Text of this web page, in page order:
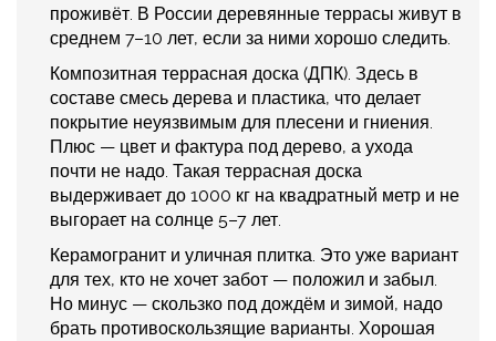
проживёт. В России деревянные террасы живут в
среднем 7–10 лет, если за ними хорошо следить.
Композитная террасная доска (ДПК). Здесь в
составе смесь дерева и пластика, что делает
покрытие неуязвимым для плесени и гниения.
Плюс — цвет и фактура под дерево, а ухода
почти не надо. Такая террасная доска
выдерживает до 1000 кг на квадратный метр и не
выгорает на солнце 5–7 лет.
Керамогранит и уличная плитка. Это уже вариант
для тех, кто не хочет забот — положил и забыл.
Но минус — скользко под дождём и зимой, надо
брать противоскользящие варианты. Хорошая